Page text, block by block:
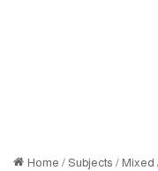
Home / Subjects /Mixed